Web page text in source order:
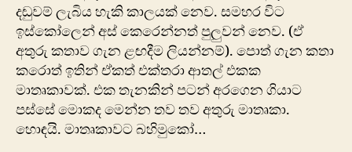
දඬුවම් ලැබිය හැකි කාලයක් නෙව. සමහර වි‍ට
ඉස්කෝලෙන් අස් කෙරෙන්නත් පුලුවන් නෙව. (ඒ
අතුරු කතාව ගැන ළඟදීම ලියන්නම්). පොත් ගැන කතා
කරොත් ඉතින් ඒකත් එක්තරා ආතල් එකක
මාතෘකාවක්. එක තැනකින් පටන් අරගෙන ගියාට
පස්සේ මොකද මෙන්න තව තව අතුරු මාතෘකා.
හොඳයි. මාතෘකාවට බහිමුකෝ…